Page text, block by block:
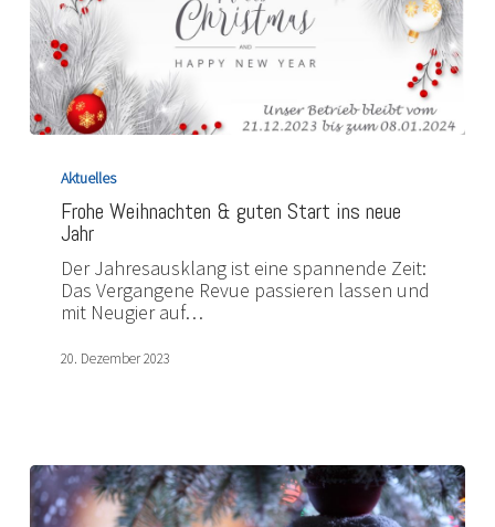
Weihnachten
guten
Start
neue
Jahr
Aktuelles
Frohe Weihnachten & guten Start ins neue
Jahr
Der Jahresausklang ist eine spannende Zeit:
Das Vergangene Revue passieren lassen und
mit Neugier auf…
20. Dezember 2023